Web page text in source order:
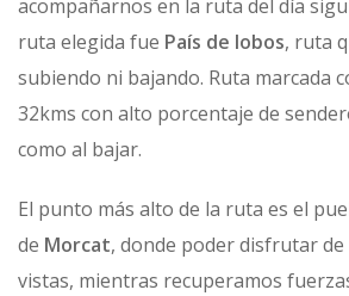
acompañarnos en la ruta del día
ruta elegida fue País de lobos, ruta
subiendo ni bajando. Ruta marcada
32kms con alto porcentaje de
como al bajar.
El punto más alto de la ruta es el
de Morcat, donde poder disfrutar
vistas, mientras recuperamos